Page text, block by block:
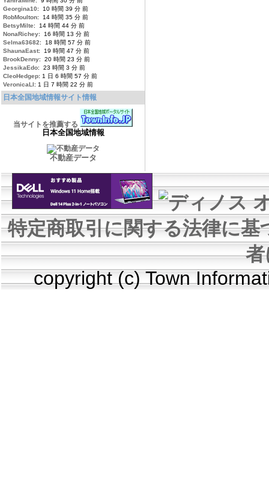
Georgina10: 10 時間 39 分 前
RobMoulton: 14 時間 35 分 前
BetsyMilte: 14 時間 44 分 前
NonaRichey: 16 時間 13 分 前
Selma63682: 18 時間 57 分 前
ShaunaEast: 19 時間 47 分 前
BrookDenny: 20 時間 23 分 前
JessikaEdo: 23 時間 3 分 前
CleoHedgep: 1 日 6 時間 57 分 前
VeronicaLl: 1 日 7 時間 22 分 前
日本全国地域情報サイト情報
当サイトを推薦する
日本全国地域情報
不動産データ
特定商取引に関する法律に基
copyright (c) Town